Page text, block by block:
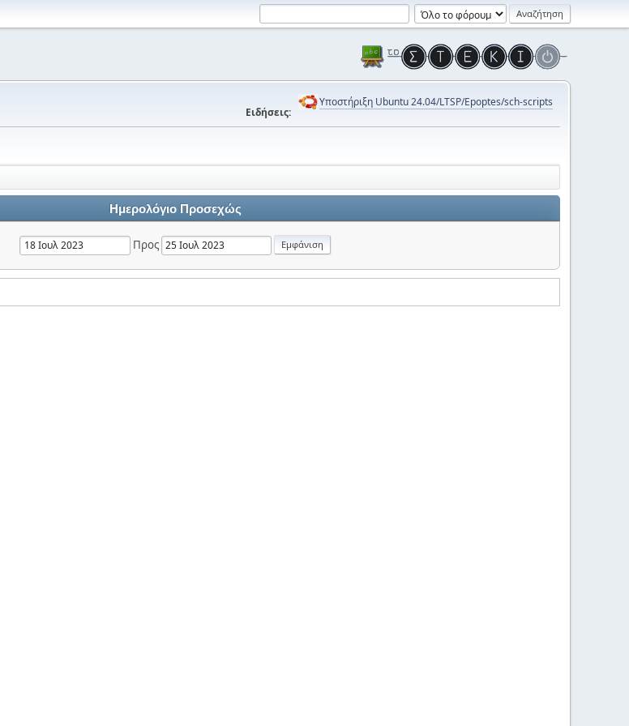
Ειδήσεις:
Υποστήριξη Ubuntu 24.04/LTSP/Epoptes/sch-scripts
Ημερολόγιο Προσεχώς
Προς